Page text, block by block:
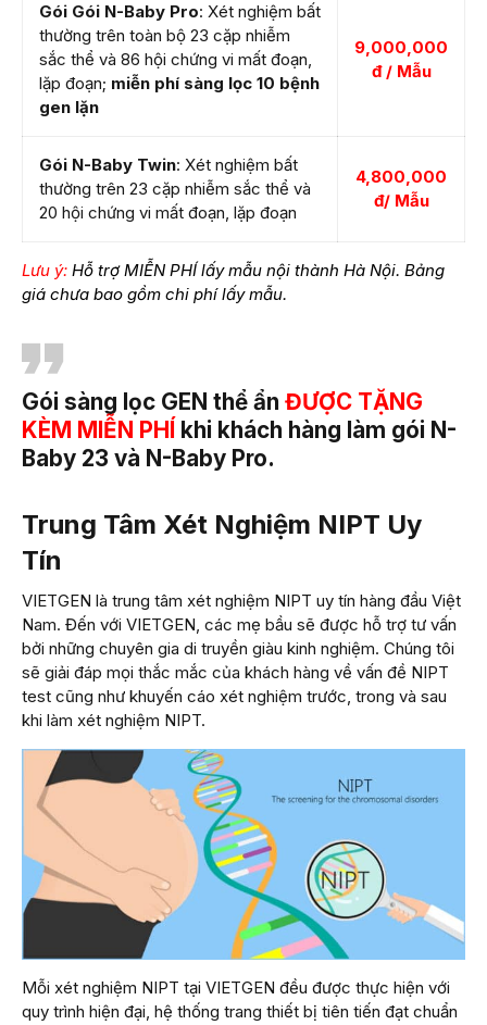
Gói Gói N-Baby Pro: Xét nghiệm bất
thường trên toàn bộ 23 cặp nhiễm
sắc thể và 86 hội chứng vi mất đoạn,
lặp đoạn; miễn phí sàng lọc 10 bệnh
gen lặn
9,000,000
đ / Mẫu
Gói N-Baby Twin: Xét nghiệm bất
thường trên 23 cặp nhiễm sắc thể và
20 hội chứng vi mất đoạn, lặp đoạn
4,800,000
đ/ Mẫu
Lưu ý: Hỗ trợ MIỄN PHÍ lấy mẫu nội thành Hà Nội. Bảng
giá chưa bao gồm chi phí lấy mẫu.
Gói sàng lọc GEN thể ẩn ĐƯỢC TẶNG
KÈM MIỄN PHÍ khi khách hàng làm gói N-
Baby 23 và N-Baby Pro.
Trung Tâm Xét Nghiệm NIPT Uy
Tín
VIETGEN là trung tâm xét nghiệm NIPT uy tín hàng đầu Việt
Nam. Đến với VIETGEN, các mẹ bầu sẽ được hỗ trợ tư vấn
bởi những chuyên gia di truyền giàu kinh nghiệm. Chúng tôi
sẽ giải đáp mọi thắc mắc của khách hàng về vấn đề NIPT
test cũng như khuyến cáo xét nghiệm trước, trong và sau
khi làm xét nghiệm NIPT.
Mỗi xét nghiệm NIPT tại VIETGEN đều được thực hiện với
quy trình hiện đại, hệ thống trang thiết bị tiên tiến đạt chuẩn